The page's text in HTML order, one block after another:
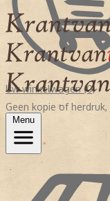
Uw winkelwagen (0)
Geen kopie of
Menu